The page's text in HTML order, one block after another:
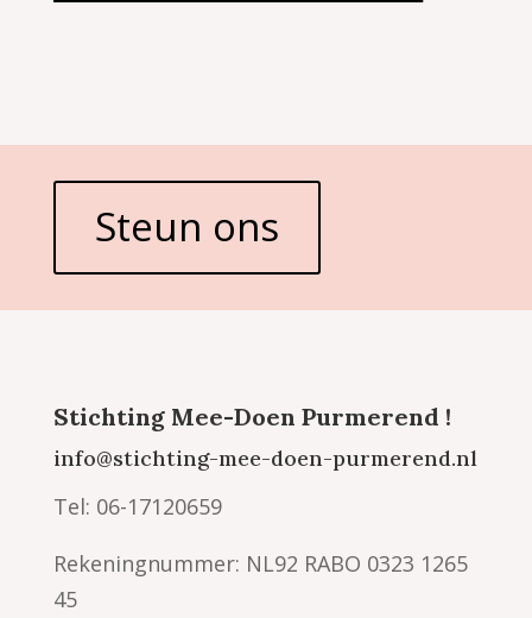
Steun ons
Stichting Mee-Doen Purmerend !
info@stichting-mee-doen-purmerend.nl
Tel: 06-17120659
Rekeningnummer: NL92 RABO 0323 1265
45